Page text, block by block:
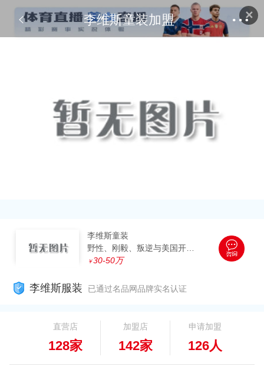
✕
李维斯童装加盟
李维斯童装
野性、刚毅、叛逆与美国开拓者的精神
￥30-50万
李维斯服装 已通过名品网品牌实名认证
直营店
128家
加盟店
142家
申请加盟
126人